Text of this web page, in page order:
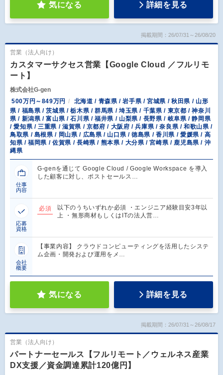
気になる 詳細を見る
掲載期間：26/07/31～26/08/20
営業（法人向け）
カスタマーサクセス営業【Google Cloud ／フルリモ
ート】
株式会社G-gen
500万円～849万円
北海道 / 青森県 / 岩手県 / 宮城県 / 秋田県 / 山形
県 / 福島県 / 茨城県 / 栃木県 / 群馬県 / 埼玉県 / 千葉県 / 東京都 / 神奈川
県 / 新潟県 / 富山県 / 石川県 / 福井県 / 山梨県 / 長野県 / 岐阜県 / 静岡県
/ 愛知県 / 三重県 / 滋賀県 / 京都府 / 大阪府 / 兵庫県 / 奈良県 / 和歌山県 /
鳥取県 / 島根県 / 岡山県 / 広島県 / 山口県 / 徳島県 / 香川県 / 愛媛県 / 高
知県 / 福岡県 / 佐賀県 / 長崎県 / 熊本県 / 大分県 / 宮崎県 / 鹿児島県 / 沖
縄県
仕事
内容
G-genを通じて Google Cloud / Google Workspace を導入
した顧客に対し、ポストセールス…
応募
資格
必須
以下のうちいずれか必須 ・エンジニア経験目安3年以
上 ・無形商材もしくはITの法人営…
会社
概要
【事業内容】 クラウドコンピューティングを活用したシステ
ム企画・開発および運用をメ…
気になる 詳細を見る
掲載期間：26/07/31～26/08/17
営業（法人向け）
パートナーセールス【フルリモート／ウェルネス産業
DX支援／資金調達累計120億円】